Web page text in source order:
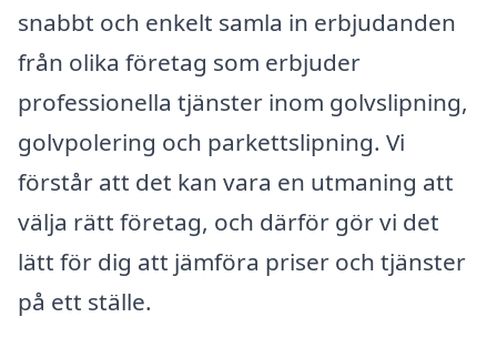
snabbt och enkelt samla in erbjudanden
från olika företag som erbjuder
professionella tjänster inom golvslipning,
golvpolering och parkettslipning. Vi
förstår att det kan vara en utmaning att
välja rätt företag, och därför gör vi det
lätt för dig att jämföra priser och tjänster
på ett ställe.